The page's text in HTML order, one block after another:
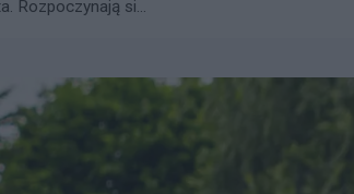
Rozpoczynają si...